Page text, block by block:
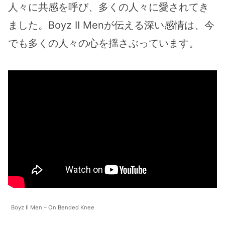
人々に共感を呼び、多くの人々に愛されてき
ました。Boyz II Menが伝える深い感情は、今
でも多くの人々の心を揺さぶっています。
Boyz II Men – On Bended Knee